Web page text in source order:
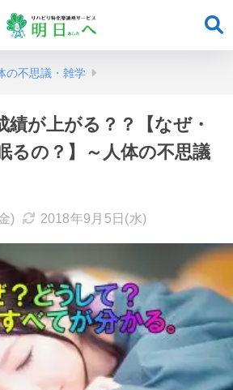
の不思議・雑学
績が上がる？？【なぜ・
るの？】～人体の不思議
) 2018年9月5日(水)